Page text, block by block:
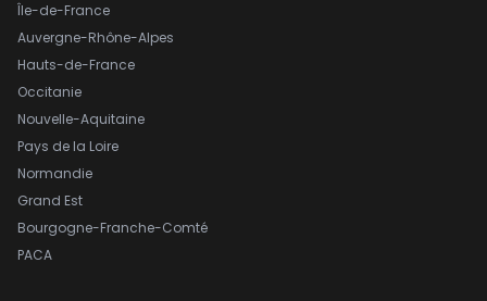
Île-de-France
Auvergne-Rhône-Alpes
Hauts-de-France
Occitanie
Nouvelle-Aquitaine
Pays de la Loire
Normandie
Grand Est
Bourgogne-Franche-Comté
PACA